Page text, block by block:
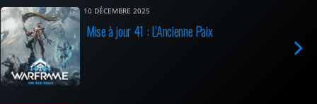
10 DÉCEMBRE 2025
Mise à jour 41 : L’Ancienne Paix